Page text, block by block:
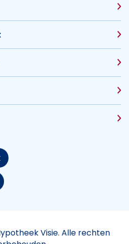
Visie. Alle rechten